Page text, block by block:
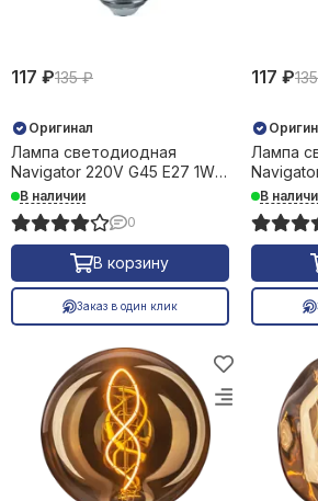
117 ₽135 ₽
Оригинал
Лампа светодиодная
Navigator 220V G45 Е27 1W
красный шар 26793
В наличии
0
В корзину
Заказ в один клик
117 ₽
Лампа
синий
В